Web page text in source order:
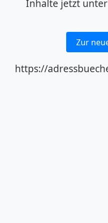
Inhalte jetzt
Zur
https://